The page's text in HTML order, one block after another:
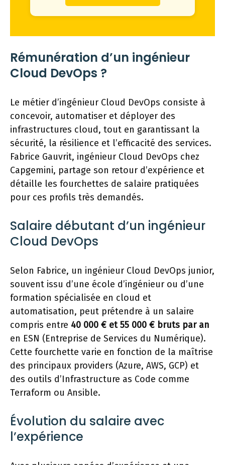
Rémunération d’un ingénieur
Cloud DevOps ?
Le métier d’ingénieur Cloud DevOps consiste à
concevoir, automatiser et déployer des
infrastructures cloud, tout en garantissant la
sécurité, la résilience et l’efficacité des services.
Fabrice Gauvrit, ingénieur Cloud DevOps chez
Capgemini, partage son retour d’expérience et
détaille les fourchettes de salaire pratiquées
pour ces profils très demandés.
Salaire débutant d’un ingénieur
Cloud DevOps
Selon Fabrice, un ingénieur Cloud DevOps junior,
souvent issu d’une école d’ingénieur ou d’une
formation spécialisée en cloud et
automatisation, peut prétendre à un salaire
compris entre 40 000 € et 55 000 € bruts par an
en ESN (Entreprise de Services du Numérique).
Cette fourchette varie en fonction de la maîtrise
des principaux providers (Azure, AWS, GCP) et
des outils d’Infrastructure as Code comme
Terraform ou Ansible.
Évolution du salaire avec
l’expérience